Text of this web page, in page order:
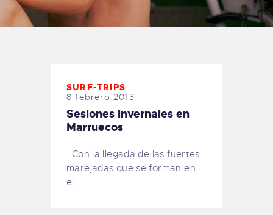
TIENDA FAMILY SURFERS
WEBCAM SALINAS
SURF-TRIPS
8 febrero 2013
Sesiones invernales en
Marruecos
Con la llegada de las fuertes
marejadas que se forman en
el…